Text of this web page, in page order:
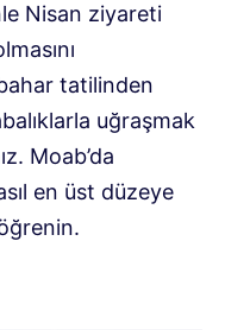
Nisan ziyareti
tatilinden
uğraşmak
Moab’da
en üst düzeye